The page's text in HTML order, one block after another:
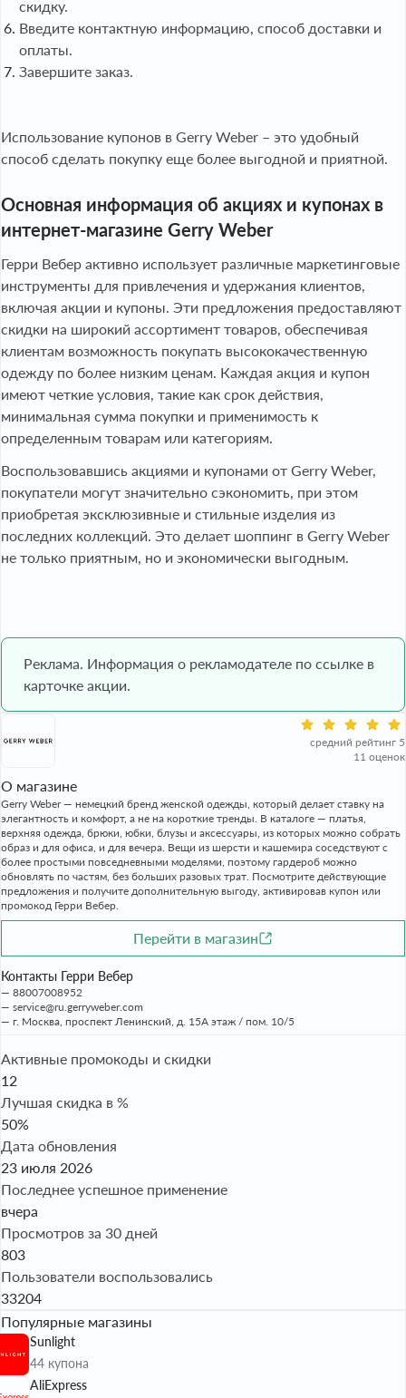
скидку.
Введите контактную информацию, способ доставки и
оплаты.
Завершите заказ.
Использование купонов в Gerry Weber – это удобный
способ сделать покупку еще более выгодной и приятной.
Основная информация об акциях и купонах в
интернет-магазине Gerry Weber
Герри Вебер активно использует различные маркетинговые
инструменты для привлечения и удержания клиентов,
включая акции и купоны. Эти предложения предоставляют
скидки на широкий ассортимент товаров, обеспечивая
клиентам возможность покупать высококачественную
одежду по более низким ценам. Каждая акция и купон
имеют четкие условия, такие как срок действия,
минимальная сумма покупки и применимость к
определенным товарам или категориям.
Воспользовавшись акциями и купонами от Gerry Weber,
покупатели могут значительно сэкономить, при этом
приобретая эксклюзивные и стильные изделия из
последних коллекций. Это делает шоппинг в Gerry Weber
не только приятным, но и экономически выгодным.
Реклама. Информация о рекламодателе по ссылке в
карточке акции.
средний рейтинг 5
11 оценок
О магазине
Gerry Weber — немецкий бренд женской одежды, который делает ставку на
элегантность и комфорт, а не на короткие тренды. В каталоге — платья,
верхняя одежда, брюки, юбки, блузы и аксессуары, из которых можно собрать
образ и для офиса, и для вечера. Вещи из шерсти и кашемира соседствуют с
более простыми повседневными моделями, поэтому гардероб можно
обновлять по частям, без больших разовых трат. Посмотрите действующие
предложения и получите дополнительную выгоду, активировав купон или
промокод Герри Вебер.
Перейти в магазин
Контакты Герри Вебер
88007008952
service@ru.gerryweber.com
г. Москва, проспект Ленинский, д. 15А этаж / пом. 10/5
Активные промокоды и скидки
12
Лучшая скидка в %
50%
Дата обновления
23 июля 2026
Последнее успешное применение
вчера
Просмотров за 30 дней
803
Пользователи воспользовались
33204
Популярные магазины
Sunlight
44 купона
AliExpress